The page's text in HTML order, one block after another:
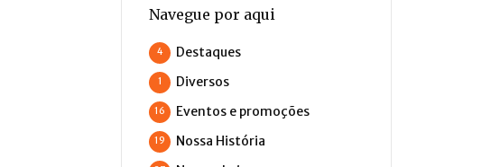
Navegue por aqui
Destaques
4
Diversos
1
Eventos e promoções
16
Nossa História
19